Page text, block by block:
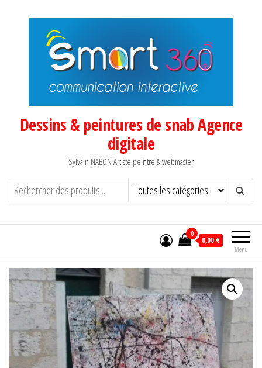
Dessins & peintures de snab Agence
digitale
Sylvain NABON Artiste peintre & webmaster
Menu
0
0,00 €